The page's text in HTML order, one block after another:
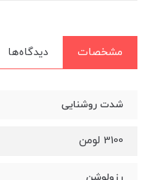
مشخصات دیدگاه‌ها
شدت روشنایی
3100 لومن